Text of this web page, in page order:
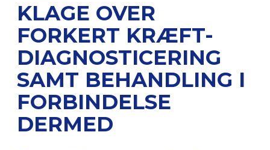
KLAGE OVER
FORKERT KRÆFT-
DIAGNOSTICERING
SAMT BEHANDLING I
FORBINDELSE
DERMED